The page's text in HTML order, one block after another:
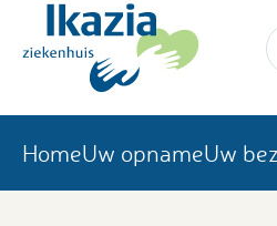
HomeUw opnameUw